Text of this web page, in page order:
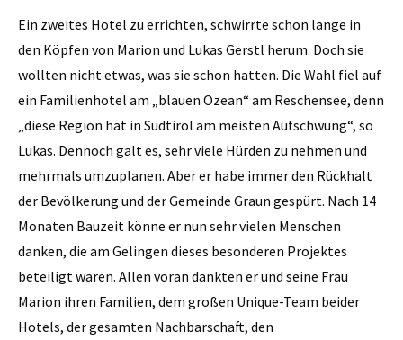
Ein zweites Hotel zu errichten, schwirrte schon lange in
den Köpfen von Marion und Lukas Gerstl herum. Doch sie
wollten nicht etwas, was sie schon hatten. Die Wahl fiel auf
ein Familienhotel am „blauen Ozean“ am Reschensee, denn
„diese Region hat in Südtirol am meisten Aufschwung“, so
Lukas. Dennoch galt es, sehr viele Hürden zu nehmen und
mehrmals umzuplanen. Aber er habe immer den Rückhalt
der Bevölkerung und der Gemeinde Graun gespürt. Nach 14
Monaten Bauzeit könne er nun sehr vielen Menschen
danken, die am Gelingen dieses besonderen Projektes
beteiligt waren. Allen voran dankten er und seine Frau
Marion ihren Familien, dem großen Unique-Team beider
Hotels, der gesamten Nachbarschaft, den